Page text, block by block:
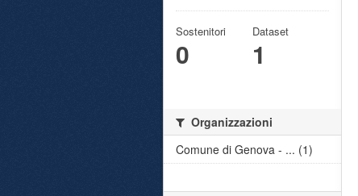
Sostenitori
0
Dataset
1
Organizzazioni
Comune di Genova - ... (1)